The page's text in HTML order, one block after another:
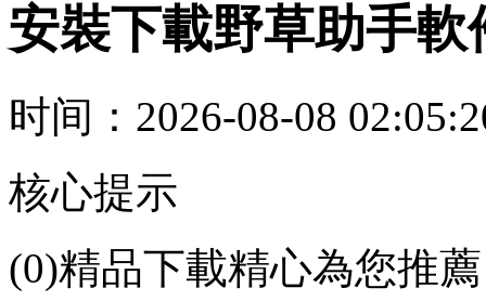
安裝下載野草助手軟
时间：2026-08-08
核心提示
(0)精品下載精心為您推